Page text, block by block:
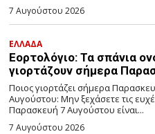
7 Αυγούστου 2026
ΕΛΛΑΔΑ
Εορτολόγιο: Τα σπάνια
γιορτάζουν σήμερα
Ποιος γιορτάζει σήμερα
Αυγούστου: Μην ξεχάσετε τις
Παρασκευή 7 Αυγούστου είναι...
7 Αυγούστου 2026